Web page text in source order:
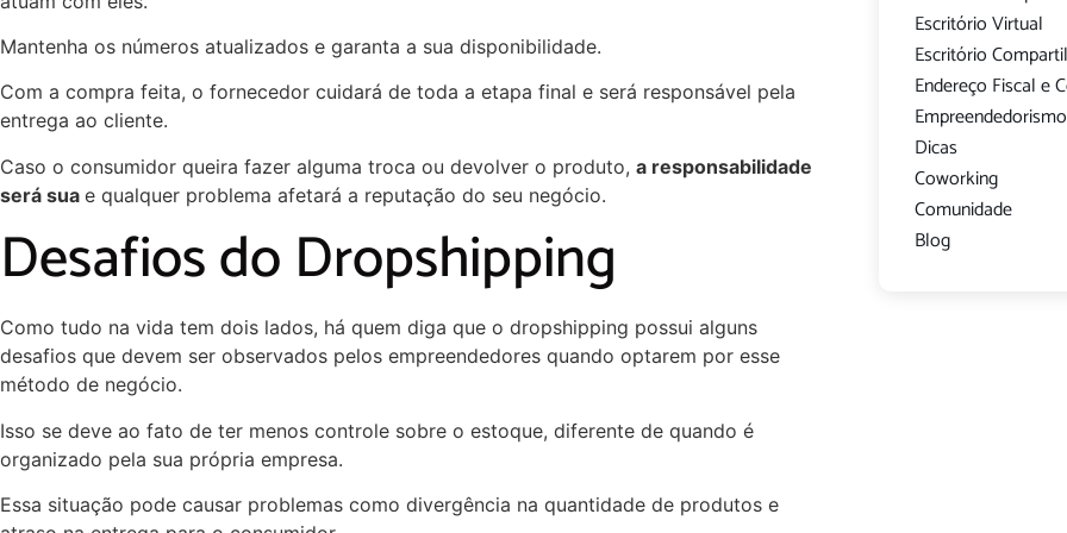
Mantenha os números atualizados e garanta a sua disponibilidade.
Com a compra feita, o fornecedor cuidará de toda a etapa final e será responsável pela
entrega ao cliente.
Caso o consumidor queira fazer alguma troca ou devolver o produto, a responsabilidade
será sua e qualquer problema afetará a reputação do seu negócio.
Desafios do Dropshipping
Como tudo na vida tem dois lados, há quem diga que o dropshipping possui alguns
desafios que devem ser observados pelos empreendedores quando optarem por esse
método de negócio.
Isso se deve ao fato de ter menos controle sobre o estoque, diferente de quando é
organizado pela sua própria empresa.
Essa situação pode causar problemas como divergência na quantidade de produtos e
Escritório Virtual
Escritório
Endereço Fiscal e
Empreendedorismo
Dicas
Coworking
Comunidade
Blog